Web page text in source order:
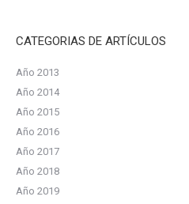
CATEGORIAS DE ARTÍCULOS
Año 2013
Año 2014
Año 2015
Año 2016
Año 2017
Año 2018
Año 2019